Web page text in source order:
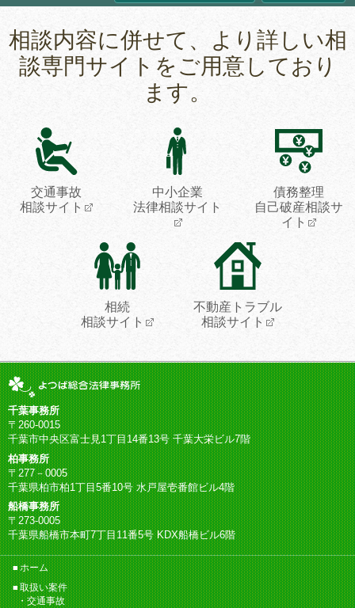
相談内容に併せて、より詳しい相
談専門サイトをご用意しており
ます。
交通事故
相談サイト
中小企業
法律相談サイト
債務整理
自己破産相談サ
イト
相続
相談サイト
不動産トラブル
相談サイト
千葉事務所
〒260-0015
千葉市中央区富士見1丁目14番13号 千葉大栄ビル7階
柏事務所
〒277－0005
千葉県柏市柏1丁目5番10号 水戸屋壱番館ビル4階
船橋事務所
〒273-0005
千葉県船橋市本町7丁目11番5号 KDX船橋ビル6階
ホーム
取扱い案件
交通事故